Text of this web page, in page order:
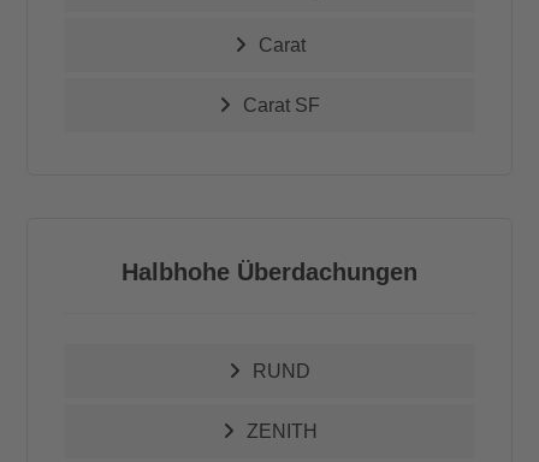
Carat
Carat SF
Halbhohe Überdachungen
RUND
ZENITH